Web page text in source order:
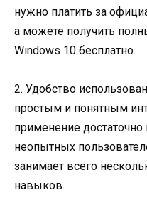
нужно платить за
а можете получить
Windows 10 бесплатно.
2. Удобство
простым и понятным
применение
неопытных
занимает всего
навыков.